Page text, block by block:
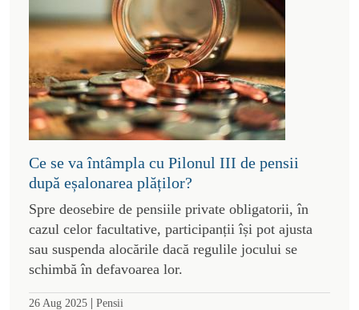
Ce se va întâmpla cu Pilonul III de pensii
după eșalonarea plăților?
Spre deosebire de pensiile private obligatorii, în
cazul celor facultative, participanții își pot ajusta
sau suspenda alocările dacă regulile jocului se
schimbă în defavoarea lor.
26 Aug 2025 | Pensii